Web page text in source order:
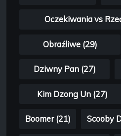
Oczekiwania vs
Obraźliwe (29)
Dziwny Pan (27)
Kim Dzong Un (27)
Boomer (21) Scooby